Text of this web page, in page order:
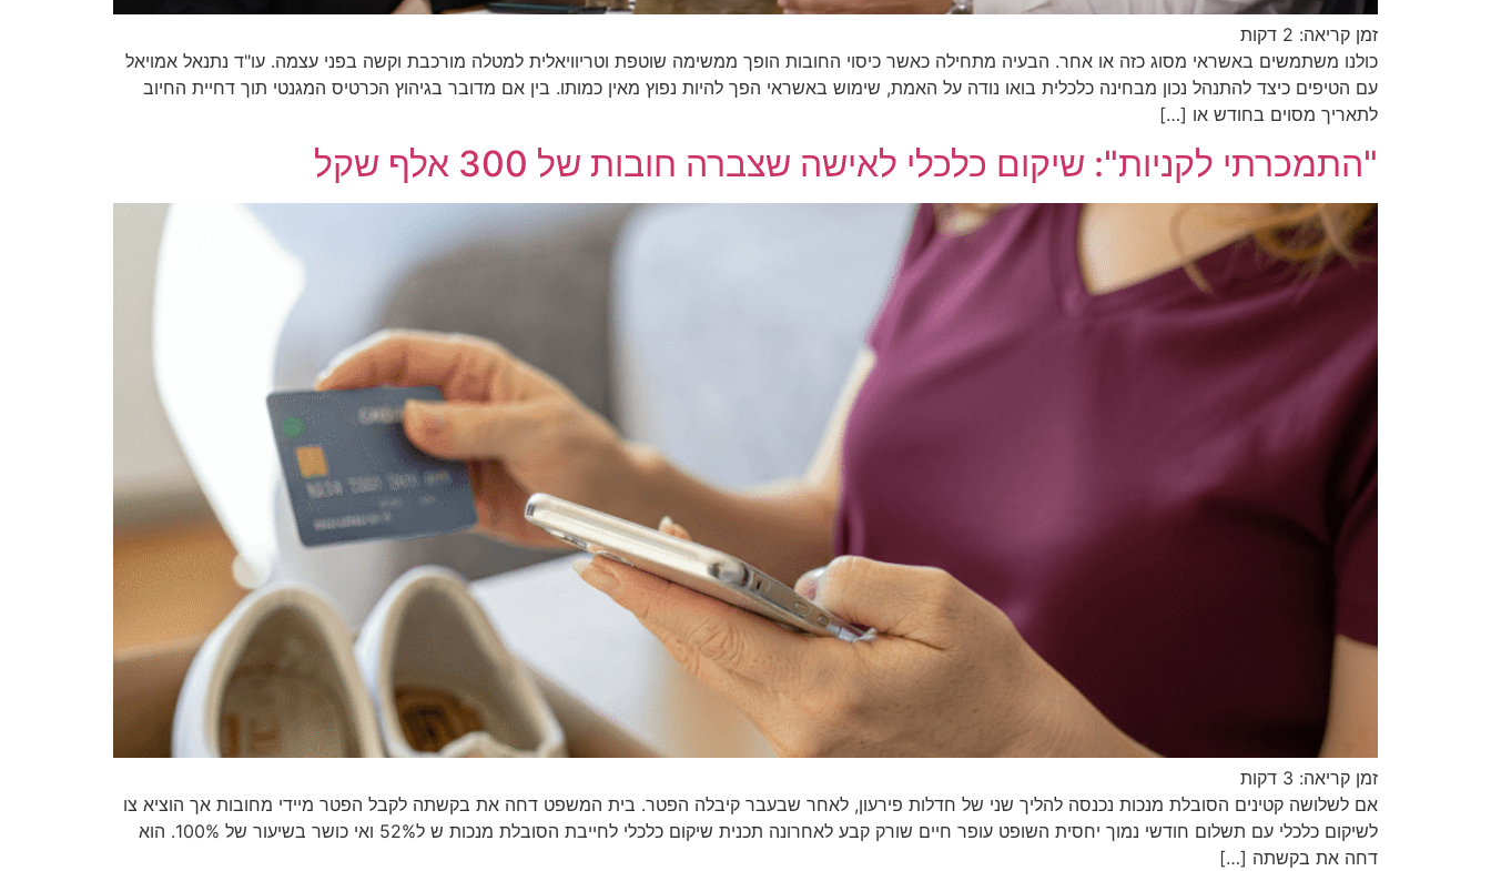
זמן קריאה: 2 דקות
כולנו משתמשים באשראי מסוג כזה או אחר. הבעיה מתחילה כאשר כיסוי החובות הופך ממשימה שוטפת וטריוויאלית למטלה מורכבת וקשה בפני עצמה. עו"ד נתנאל אמויאל
עם הטיפים כיצד להתנהל נכון מבחינה כלכלית בואו נודה על האמת, שימוש באשראי הפך להיות נפוץ מאין כמותו. בין אם מדובר בגיהוץ הכרטיס המגנטי תוך דחיית החיוב
לתאריך מסוים בחודש או […]
"התמכרתי לקניות": שיקום כלכלי לאישה שצברה חובות של 300 אלף שקל
זמן קריאה: 3 דקות
אם לשלושה קטינים הסובלת מנכות נכנסה להליך שני של חדלות פירעון, לאחר שבעבר קיבלה הפטר. בית המשפט דחה את בקשתה לקבל הפטר מיידי מחובות אך הוציא צו
לשיקום כלכלי עם תשלום חודשי נמוך יחסית השופט עופר חיים שורק קבע לאחרונה תכנית שיקום כלכלי לחייבת הסובלת מנכות ש ל52% ואי כושר בשיעור של 100%. הוא
דחה את בקשתה […]